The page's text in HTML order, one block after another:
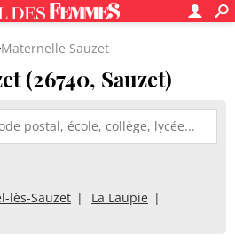
Maternelle Sauzet
(26740, Sauzet)
lès-Sauzet
La Laupie